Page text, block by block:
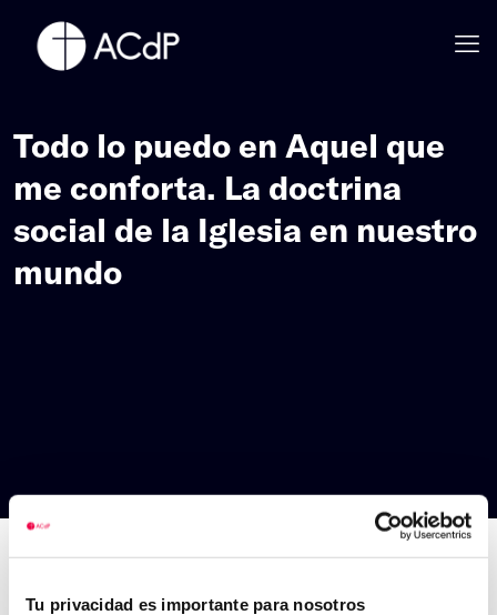
Tu privacidad es importante para nosotros
Todo lo puedo en Aquel que
me conforta. La doctrina
social de la Iglesia en nuestro
mundo